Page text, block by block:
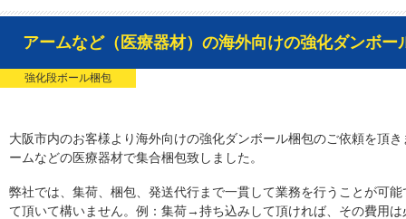
アームなど（医療器材）の海外向けの強化ダンボ
強化段ボール梱包
大阪市内のお客様より海外向けの強化ダンボール梱包のご依頼を頂
ームなどの医療器材で集合梱包致しました。
弊社では、集荷、梱包、発送代行まで一貫して業務を行うことが可
て頂いて構いません。例：集荷→持ち込みして頂ければ、その費用